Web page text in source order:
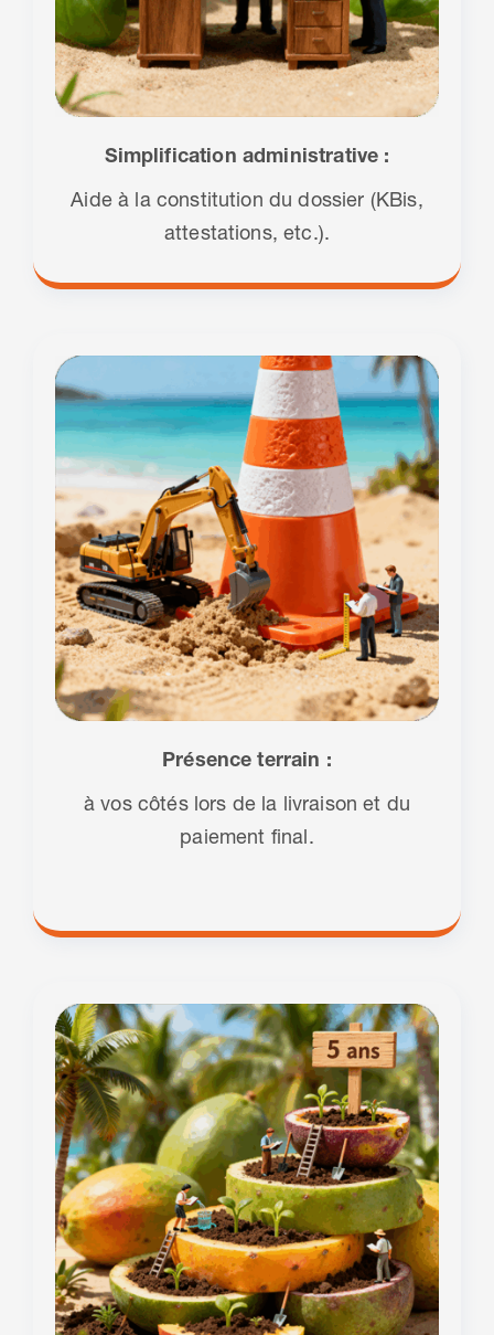
Simplification administrative :
Aide à la constitution du dossier (KBis,
attestations, etc.).
Présence terrain :
à vos côtés lors de la livraison et du
paiement final.